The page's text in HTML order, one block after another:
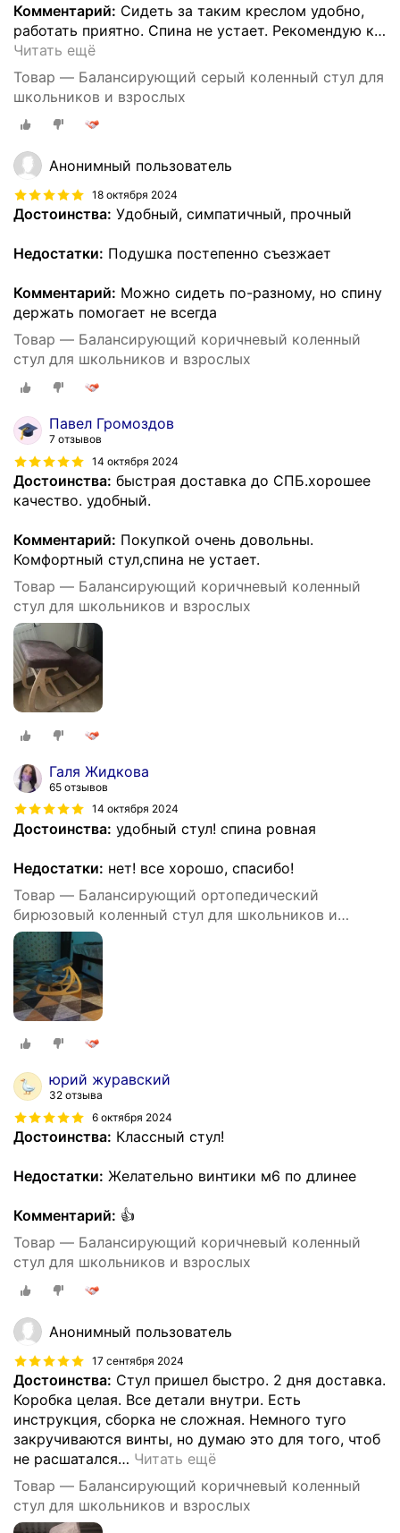
Комментарий: Сидеть за таким креслом удобно,
работать приятно. Спина не устает. Рекомендую к…
Читать ещё
Товар — Балансирующий серый коленный стул для
школьников и взрослых
Анонимный пользователь
18 октября 2024
Достоинства: Удобный, симпатичный, прочный
Недостатки: Подушка постепенно съезжает
Комментарий: Можно сидеть по-разному, но спину
держать помогает не всегда
Товар — Балансирующий коричневый коленный
стул для школьников и взрослых
Павел Громоздов
7 отзывов
14 октября 2024
Достоинства: быстрая доставка до СПБ.хорошее
качество. удобный.
Комментарий: Покупкой очень довольны.
Комфортный стул,спина не устает.
Товар — Балансирующий коричневый коленный
стул для школьников и взрослых
Галя Жидкова
65 отзывов
14 октября 2024
Достоинства: удобный стул! спина ровная
Недостатки: нет! все хорошо, спасибо!
Товар — Балансирующий ортопедический
бирюзовый коленный стул для школьников и
взрослых
юрий журавский
32 отзыва
6 октября 2024
Достоинства: Классный стул!
Недостатки: Желательно винтики м6 по длинее
Комментарий: 👍
Товар — Балансирующий коричневый коленный
стул для школьников и взрослых
Анонимный пользователь
17 сентября 2024
Достоинства: Стул пришел быстро. 2 дня доставка.
Коробка целая. Все детали внутри. Есть
инструкция, сборка не сложная. Немного туго
закручиваются винты, но думаю это для того, чтоб
не расшатался… Читать ещё
Товар — Балансирующий коричневый коленный
стул для школьников и взрослых